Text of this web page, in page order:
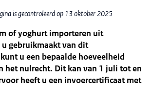
is gecontroleerd op 13 oktober 2025
of yoghurt importeren uit
gebruikmaakt van dit
u een bepaalde hoeveelheid
het nulrecht. Dit kan van 1 juli tot en
heeft u een invoercertificaat met